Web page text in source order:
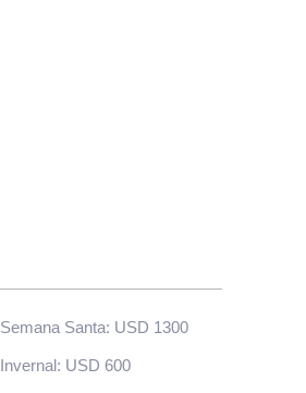
Semana Santa: USD 1300
Invernal: USD 600